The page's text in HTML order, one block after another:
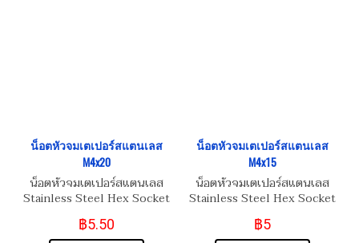
น็อตหัวจมเตเปอร์สแตนเลส
M4x20
น็อตหัวจมเตเปอร์สแตนเลส
Stainless Steel Hex Socket
Taper Head Screw M4x20
฿5.50
น็อตหัวจมเตเปอร์สแตนเลส
M4x15
น็อตหัวจมเตเปอร์สแตนเลส
Stainless Steel Hex Socket
Taper Head Screw M4x15
฿5